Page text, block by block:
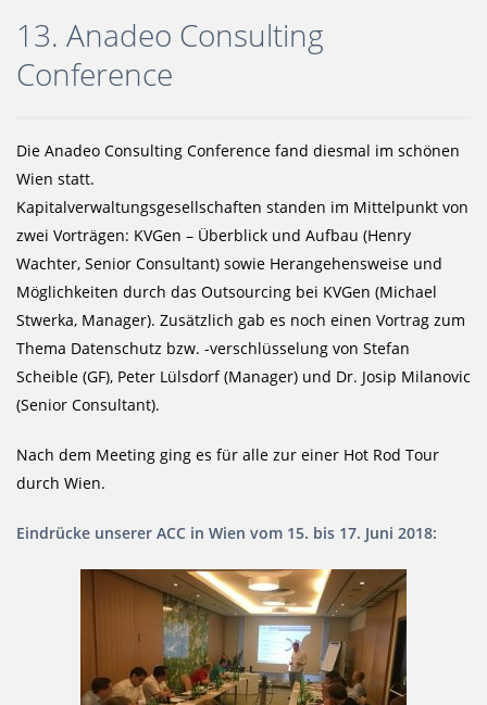
13. Anadeo Consulting
Conference
Die Anadeo Consulting Conference fand diesmal im schönen
Wien statt.
Kapitalverwaltungsgesellschaften standen im Mittelpunkt von
zwei Vorträgen: KVGen – Überblick und Aufbau (Henry
Wachter, Senior Consultant) sowie Herangehensweise und
Möglichkeiten durch das Outsourcing bei KVGen (Michael
Stwerka, Manager). Zusätzlich gab es noch einen Vortrag zum
Thema Datenschutz bzw. -verschlüsselung von Stefan
Scheible (GF), Peter Lülsdorf (Manager) und Dr. Josip Milanovic
(Senior Consultant).
Nach dem Meeting ging es für alle zur einer Hot Rod Tour
durch Wien.
Eindrücke unserer ACC in Wien vom 15. bis 17. Juni 2018: